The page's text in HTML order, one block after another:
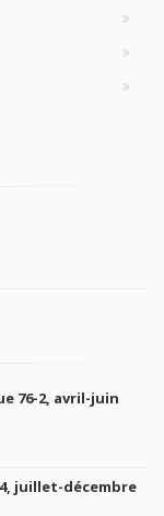
76-2, avril-juin
juillet-décembre